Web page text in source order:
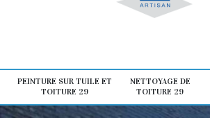
PEINTURE SUR TUILE ET
TOITURE 29
NETTOYAGE DE
TOITURE 29